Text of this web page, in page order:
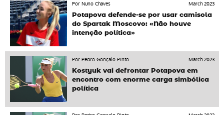
Por Nuno Chaves
March 2023
Potapova defende-se por usar camisola
do Spartak Moscovo: «Não houve
intenção política»
Por Pedro Gonçalo Pinto
March 2023
Kostyuk vai defrontar Potapova em
encontro com enorme carga simbólica
política